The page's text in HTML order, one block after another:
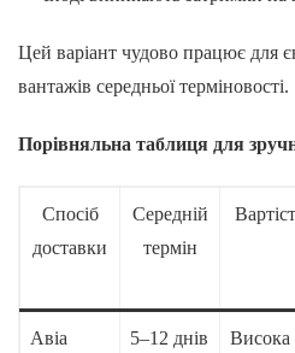
Цей варіант чудово працює для
вантажів середньої терміновості.
Порівняльна таблиця для
Спосіб
доставки
Середній
термін
Авіа
5–12 днів Висока